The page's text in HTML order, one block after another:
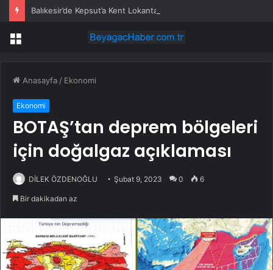
Balıkesir’de Kepsut’a Kent Lokantası ve altyapı desteği
Menü
Anasayfa / Ekonomi
Ekonomi
BOTAŞ’tan deprem bölgeleri
için doğalgaz açıklaması
DİLEK ÖZDENOĞLU Şubat 9, 2023 0 6
Bir dakikadan az